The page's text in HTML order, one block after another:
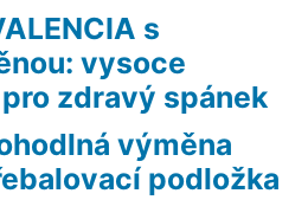
s
vysoce
zdravý spánek
výměna
podložka